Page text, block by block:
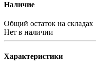
Наличие
Общий остаток на складах
Нет в наличии
Характеристики